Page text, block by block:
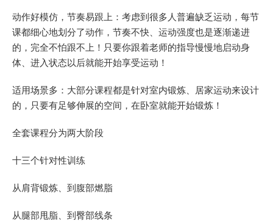
动作好模仿，节奏易跟上：考虑到很多人普遍缺乏运动，每节
课都细心地划分了动作，节奏不快、运动强度也是逐渐递进
的，完全不怕跟不上！只要你跟着老师的指导慢慢地启动身
体、进入状态以后就能开始享受运动！
适用场景多：大部分课程都是针对室内锻炼、居家运动来设计
的，只要有足够伸展的空间，在卧室就能开始锻炼！
全套课程分为两大阶段
十三个针对性训练
从肩背锻炼、到腹部燃脂
从腿部甩脂、到臀部线条